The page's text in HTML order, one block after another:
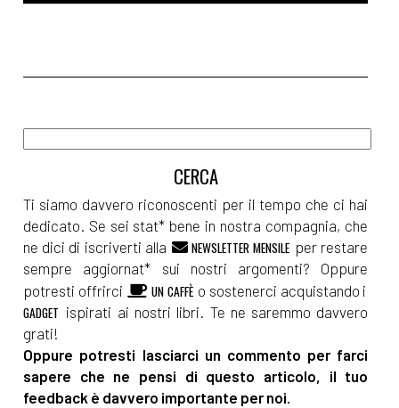
Ti siamo davvero riconoscenti per il tempo che ci hai
dedicato. Se sei stat* bene in nostra compagnia, che
ne dici di iscriverti alla
NEWSLETTER MENSILE per restare
sempre aggiornat* sui nostri argomenti? Oppure
potresti offrirci
UN CAFFÈ o sostenerci acquistando i
GADGET ispirati ai nostri libri. Te ne saremmo davvero
grati!
Oppure potresti lasciarci un commento per farci
sapere che ne pensi di questo articolo, il tuo
feedback è davvero importante per noi.